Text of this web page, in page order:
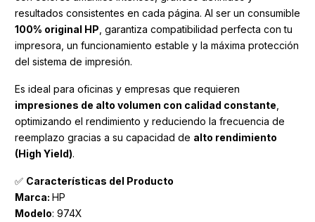
resultados consistentes en cada página. Al ser un consumible
100% original HP , garantiza compatibilidad perfecta con tu
impresora, un funcionamiento estable y la máxima protección
del sistema de impresión.
Es ideal para oficinas y empresas que requieren
impresiones de alto volumen con calidad constante
optimizando el rendimiento y reduciendo la frecuencia de
reemplazo gracias a su capacidad de alto rendimiento
(High Yield).
✅ Características del Producto
Marca: HP
Modelo: 974X